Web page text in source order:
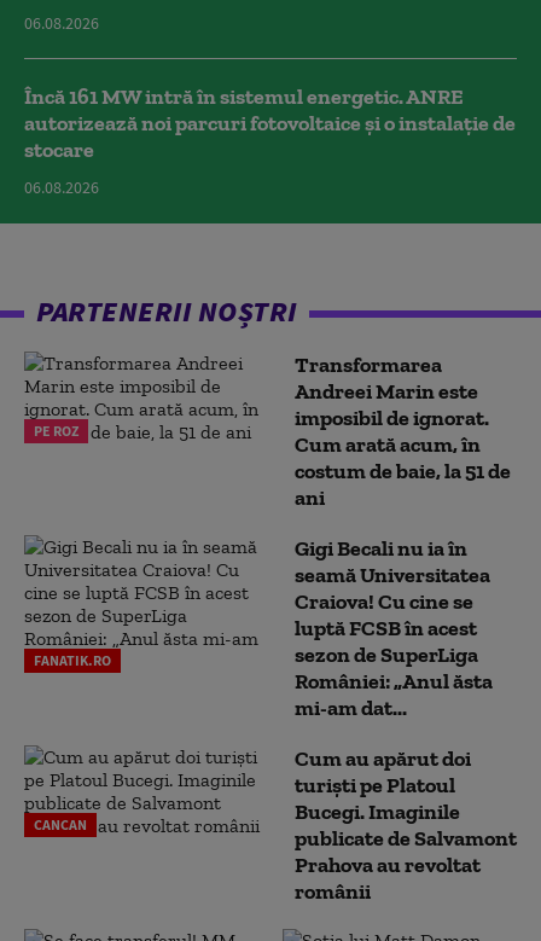
06.08.2026
Încă 161 MW intră în sistemul energetic. ANRE
autorizează noi parcuri fotovoltaice și o instalație de
stocare
06.08.2026
PARTENERII NOȘTRI
PE ROZ
Transformarea
Andreei Marin este
imposibil de ignorat.
Cum arată acum, în
costum de baie, la 51 de
ani
FANATIK.RO
Gigi Becali nu ia în
seamă Universitatea
Craiova! Cu cine se
luptă FCSB în acest
sezon de SuperLiga
României: „Anul ăsta
mi-am dat...
CANCAN
Cum au apărut doi
turiști pe Platoul
Bucegi. Imaginile
publicate de Salvamont
Prahova au revoltat
românii